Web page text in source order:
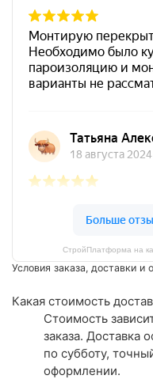
СтройПлатформа на
Условия заказа, доставки и
Какая стоимость
Стоимость
заказа. Доставка
по субботу,
оформлении.